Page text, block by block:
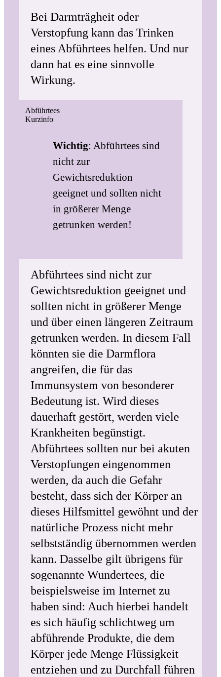
Bei Darmträgheit oder
Verstopfung kann das Trinken
eines Abführtees helfen. Und nur
dann hat es eine sinnvolle
Wirkung.
Abführtees
Kurzinfo
Wichtig: Abführtees sind
nicht zur
Gewichtsreduktion
geeignet und sollten nicht
in größerer Menge
getrunken werden!
Abführtees sind nicht zur
Gewichtsreduktion geeignet und
sollten nicht in größerer Menge
und über einen längeren Zeitraum
getrunken werden. In diesem Fall
könnten sie die Darmflora
angreifen, die für das
Immunsystem von besonderer
Bedeutung ist. Wird dieses
dauerhaft gestört, werden viele
Krankheiten begünstigt.
Abführtees sollten nur bei akuten
Verstopfungen eingenommen
werden, da auch die Gefahr
besteht, dass sich der Körper an
dieses Hilfsmittel gewöhnt und der
natürliche Prozess nicht mehr
selbstständig übernommen werden
kann. Dasselbe gilt übrigens für
sogenannte Wundertees, die
beispielsweise im Internet zu
haben sind: Auch hierbei handelt
es sich häufig schlichtweg um
abführende Produkte, die dem
Körper jede Menge Flüssigkeit
entziehen und zu Durchfall führen